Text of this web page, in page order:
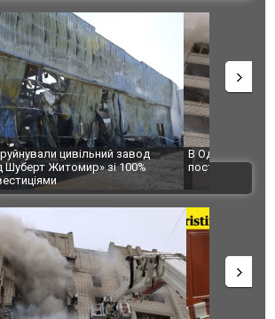
Харкові різко зросла кількість
від обстрілу РФ
Ворог
двоє
після
ВІДЕО